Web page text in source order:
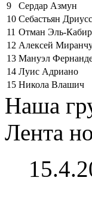
9
Сердар Азмун
10 Себастьян
11 Отман Эль-Кабир
12 Алексей
13 Мануэл
14 Луис Адриано
15 Никола Влашич
Наша
Лента